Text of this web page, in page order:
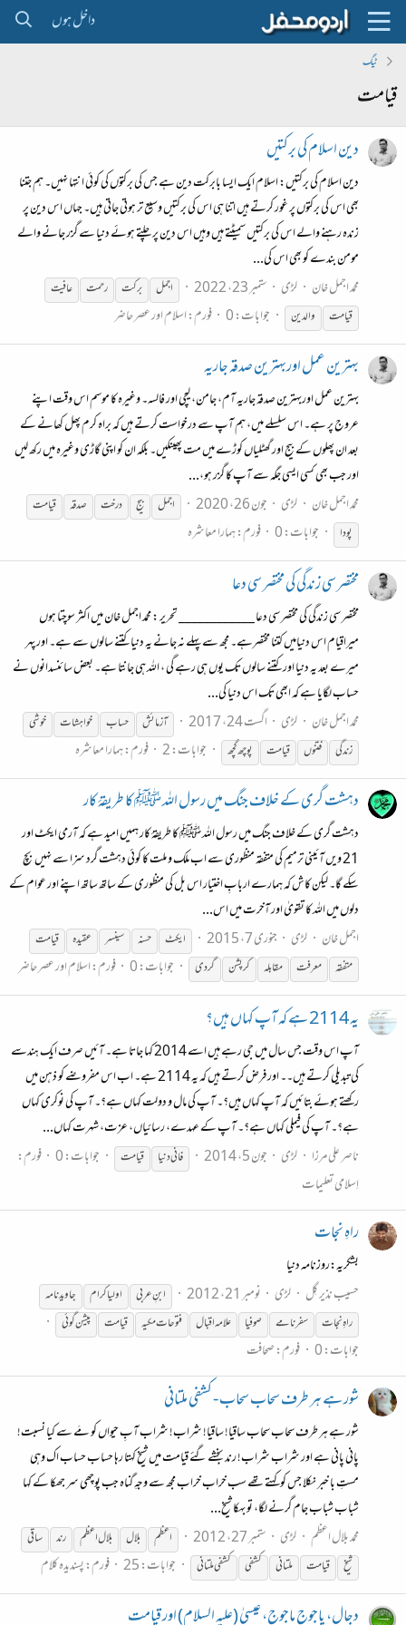
داخل ہوں
ٹیگ
قیامت
دین اسلام کی برکتیں
دین اسلام کی برکتیں: اسلام ایک ایسا بابرکت دین ہے جس کی برکتوں کی کوئی انتہا نہیں۔ ہم جتنا
بھی اس کی برکتوں پر غور کرتے ہیں اتنا ہی اس کی برکتیں وسیع تر ہوتی جاتی ہیں۔ جہاں اس دین پر
زندہ رہنے والے اس کی برکتیں سمیٹتے ہیں وہیں اس دین پر چلتے ہوئے دنیا سے گزر جانے والے
مومن بندے کو بھی اس کی...
محمد اجمل خان
لڑی ستمبر 23، 2022 اجمل برکت رحمت
عافیت
قیامت
والدین جوابات: 0 فورم:اسلام اور عصر حاضر
بہترین عمل اوربہترین صدقہ جاریہ
بہترین عمل اوربہترین صدقہ جاریہ آم، جامن، لیچی اور فالسہ۔ وغیرہ کا موسم اس وقت اپنے
عروج پر ہے۔ اس سلسلے میں، ہم آپ سے درخواست کرتے ہیں کہ براہ کرم پھل کھانے کے
بعد ان پھلوں کے بیج اور گھٹلیاں کوڑے میں مت پھینکیں۔ بلکہ ان کو اپنی گاڑی وغیرہ میں رکھ لیں
اور جب بھی کسی ایسی جگہ سے آپ کا گزر ہو،...
محمد اجمل خان
لڑی جون 26، 2020 اجمل بیج درخت صدقہ
قیامت
پودا
جوابات: 0 فورم:ہمارا معاشرہ
مختصر سی زندگی کی مختصر سی دعا
مختصر سی زندگی کی مختصر سی دعا ____________ تحریر : محمد اجمل خان میں اکثر سوچتا ہوں
میراقیام اس دنیامیں کتنا مختصرہے۔ مجھ سے پہلے نہ جانے یہ دنیا کتنے سالوں سے ہے۔ اور پهر
میرے بعد یہ دنیا اور کتنے سالوں تک یوں ہی رہے گی ، اللہ ہی جانتا ہے۔ بعض سائنسدانوں نے
حساب لگایا ہے کہ ابھی تک اس دنیا کی...
محمد اجمل خان
لڑی اگست 24، 2017 آزمائش حساب خواہشات
خوشی
زندگی
فتنوں قیامت پوچھ گچھ جوابات: 2 فورم:ہمارا معاشرہ
دہشت گری کے خلاف جنگ میں رسول اللہ ﷺ کا طریقۂ کار
دہشت گری کے خلاف جنگ میں رسول اللہ ﷺ کا طریقۂ کار ہمیں امید ہے کہ آرمی ایکٹ اور
21 ویں آئینی ترمیم کی متفقہ منظوری سے اب ملک و ملت کا کوئی دہشت گرد سزا سے نہیں بچ
سکے گا۔ لیکن کاش کہ ہمارے اربابِ اختیار اس بل کی منظوری کے ساتھ ساتھ اپنے اور عوام کے
دلوں میں اللہ کا تقویٰ اور آخرت میں اس...
اجمل خان
لڑی جنوری 7، 2015 ایکٹ حسنہ سینسر عقیدہ
قیامت
متفقہ
معرفت مقابلہ کرپشن گردی جوابات: 0 فورم:اسلام اور عصر حاضر
یہ 2114 ہے کہ آپ کہاں ہیں؟
آپ اس وقت جس سال میں جی رہے ہیں اسے 2014 کہا جاتا ہے۔ آئیں صرف ایک ہندسے
کی تبدیلی کرتے ہیں۔۔ اور فرض کرتے ہیں کہ یہ 2114 ہے۔ اب اس مفروضے کو ذہن میں
رکھتے ہوئے بتائیں کہ آپ کہاں ہیں؟۔ آپ کی مال و دولت کہاں ہے؟۔ آپ کی نوکری کہاں
ہے؟۔ آپ کی فیملی کہاں ہے؟۔ آپ کے عہدے، رسائیاں، عزت، شہرت کہاں...
ناصر علی مرزا
لڑی جون 5، 2014 فانی دنیا قیامت جوابات: 0
فورم:
اِسلامی تعلیمات
راہِ نجات
بشکریہ:روزنامہ دنیا
حسیب نذیر گِل
لڑی نومبر 21، 2012 ابنِ عربی اولیا کرام
جاوید نامہ
راہِ نجات
سفرنامے صوفیا علامہ اقبال فتوحات مکیہ قیامت پیشن گوئی
جوابات: 0 فورم:صحافت
شور ہے ہر طرف سحاب سحاب - کشفی ملتانی
شور ہے ہر طرف سحاب سحاب ساقیا! ساقیا! شراب! شراب آبِ حیواں کو مَے سے کیا نسبت!
پانی پانی ہے اور شراب شراب! رند بخشے گئے قیامت میں شیخ کہتا رہا حساب حساب اک وہی
مستِ با خبر نکلا جس کو کہتے تھے سب خراب خراب مجھ سے وجہِ گناہ جب پوچھی سر جھکا کے کہا
شباب شباب جام گرنے لگا، تو بہکا شیخ...
محمد بلال اعظم لڑی ستمبر 27، 2012 اعظم بلال بلال اعظم رند
ساقی
شیخ
قیامت ملتانی کشفی کشفی ملتانی جوابات: 25 فورم:پسندیدہ کلام
دجال، یاجوج ماجوج، عیسیٰ (علیہ السلام) اور قیامت